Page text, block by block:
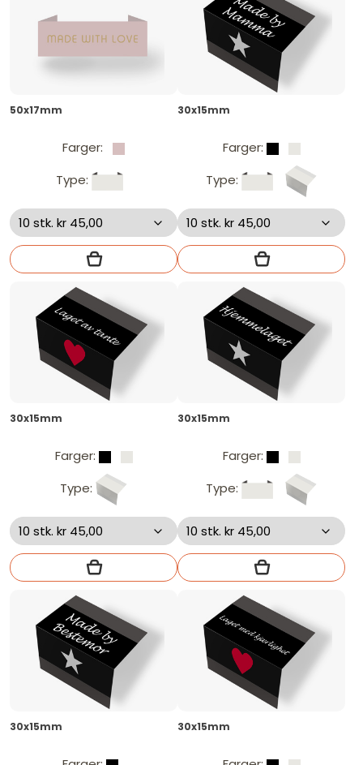
50x17mm
Farger:
Type:
30x15mm
Farger:
Type:
30x15mm
Farger:
Type:
30x15mm
Farger:
Type:
30x15mm 30x15mm